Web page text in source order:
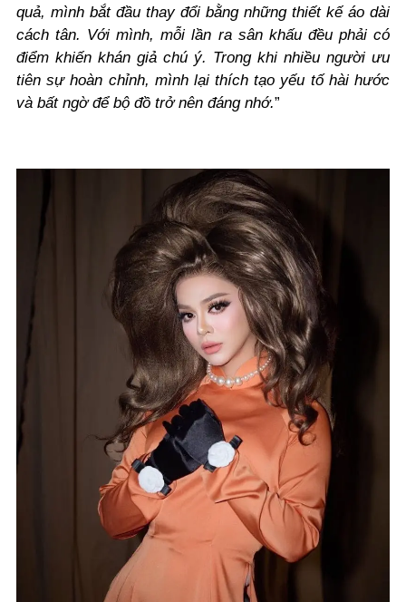
quả, mình bắt đầu thay đổi bằng những thiết kế áo dài
cách tân. Với mình, mỗi lần ra sân khấu đều phải có
điểm khiến khán giả chú ý. Trong khi nhiều người ưu
tiên sự hoàn chỉnh, mình lại thích tạo yếu tố hài hước
và bất ngờ để bộ đồ trở nên đáng nhớ.”